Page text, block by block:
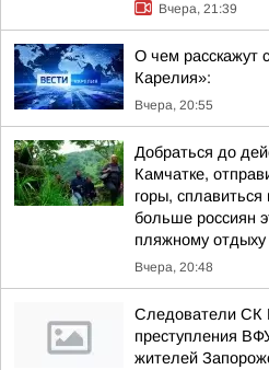
Вчера, 21:39
О чем расскажут
Карелия»:
Вчера, 20:55
Добраться до
Камчатке,
горы,
больше россиян
пляжному
Вчера, 20:48
Следователи СК
преступления
жителей